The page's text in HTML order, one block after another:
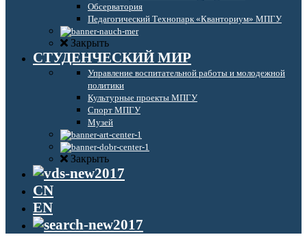
Обсерватория
Педагогический Технопарк «Кванториум» МПГУ
Закрыть
СТУДЕНЧЕСКИЙ МИР
Управление воспитательной работы и молодежной
политики
Культурные проекты МПГУ
Спорт МПГУ
Музей
Закрыть
CN
EN